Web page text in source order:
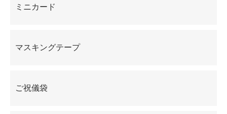
ミニカード
マスキングテープ
ご祝儀袋